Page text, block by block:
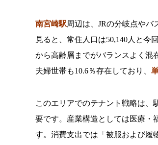
南宮崎駅周辺は、JRの分岐点や
見ると、常住人口は50,140人と
から高齢層までがバランスよく混
夫婦世帯も10.6％存在しており、
このエリアでのテナント戦略は、
要です。産業構造としては医療・
す。消費支出では「被服および履